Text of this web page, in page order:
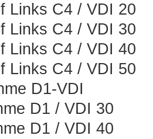
Links C4 / VDI 20
Links C4 / VDI 30
Links C4 / VDI 40
Links C4 / VDI 50
D1-VDI
D1 / VDI 30
D1 / VDI 40